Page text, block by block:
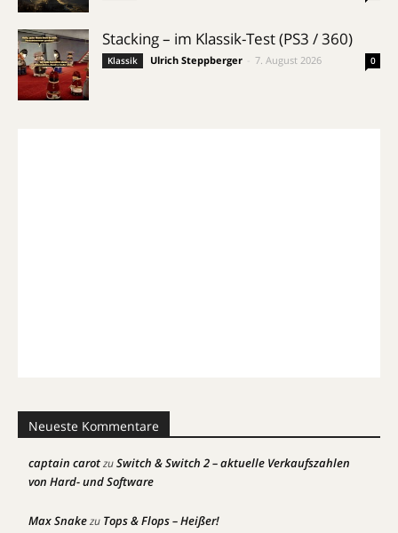
Stacking – im Klassik-Test (PS3 / 360)
Klassik Ulrich Steppberger 7. August 2026 0
Neueste Kommentare
captain carotzuSwitch & Switch 2 – aktuelle Verkaufszahlen
von Hard- und Software
Max Snakezu Tops & Flops – Heißer!